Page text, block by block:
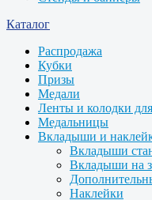
Каталог
Распродажа
Кубки
Призы
Медали
Ленты и колодки
Медальницы
Вкладыши и
Вкладыши
Вкладыши на
Наклейки